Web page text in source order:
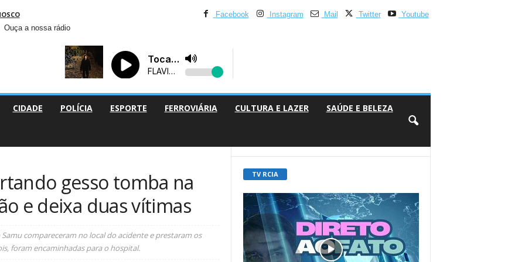
Facebook Instagram Mail Twitter
Youtube
Ouça a nossa rádio
CIDADE POLÍCIA ESPORTE FERROVIÁRIA CULTURA E LAZER SAÚDE E BELEZA
gesso tomba na
e deixa duas vítimas
compareceram no local do acidente e prestaram os
foram encaminhadas para o hospital.
TV RCIA